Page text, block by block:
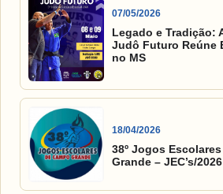
07/05/2026
Legado e Tradição:
Judô Futuro Reúne
no MS
18/04/2026
38º Jogos
Grande – JEC’s/2026